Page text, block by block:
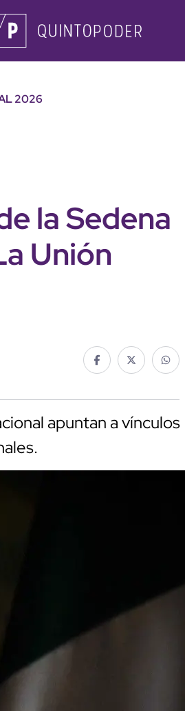
2026
la Sedena
Unión
apuntan a vínculos